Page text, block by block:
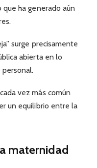
ha generado aún
surge precisamente
abierta en lo
vez más común
un equilibrio entre la
maternidad